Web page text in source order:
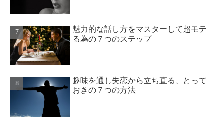
魅力的な話し方をマスターして超モテ
る為の７つのステップ
趣味を通し失恋から立ち直る、とって
おきの７つの方法